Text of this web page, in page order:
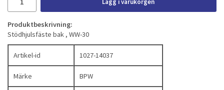
Produktbeskrivning:
Stödhjulsfäste bak , WW-30
Artikel-id 1027-14037
Märke BPW